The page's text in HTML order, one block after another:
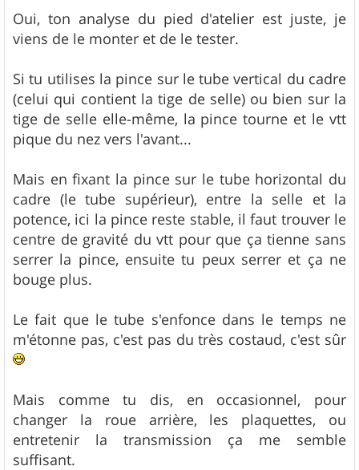
s
s
a
Oui, ton analyse du pied d'atelier est juste, je
viens de le monter et de le tester.
Si tu utilises la pince sur le tube vertical du cadre
(celui qui contient la tige de selle) ou bien sur la
tige de selle elle-même, la pince tourne et le vtt
pique du nez vers l'avant...
Mais en fixant la pince sur le tube horizontal du
cadre (le tube supérieur), entre la selle et la
potence, ici la pince reste stable, il faut trouver le
centre de gravité du vtt pour que ça tienne sans
serrer la pince, ensuite tu peux serrer et ça ne
bouge plus.
Le fait que le tube s'enfonce dans le temps ne
m'étonne pas, c'est pas du très costaud, c'est sûr
Mais comme tu dis, en occasionnel, pour
changer la roue arrière, les plaquettes, ou
entretenir la transmission ça me semble
suffisant.